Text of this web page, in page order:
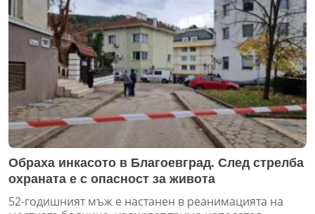
Обраха инкасото в Благоевград. След стрелба
охраната е с опасност за живота
52-годишният мъж е настанен в реанимацията на